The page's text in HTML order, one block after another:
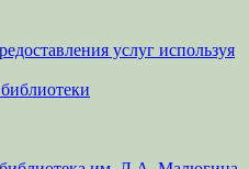
услуг используя